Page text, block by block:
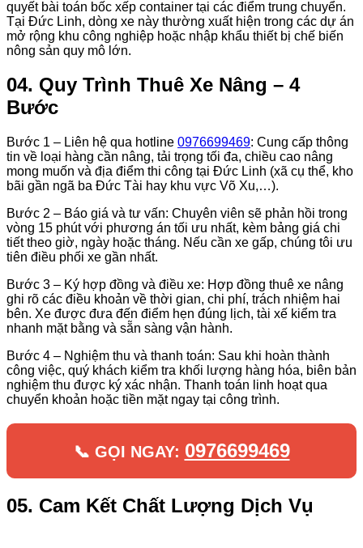
quyết bài toán bốc xếp container tại các điểm trung chuyển.
Tại Đức Linh, dòng xe này thường xuất hiện trong các dự án
mở rộng khu công nghiệp hoặc nhập khẩu thiết bị chế biến
nông sản quy mô lớn.
04. Quy Trình Thuê Xe Nâng – 4
Bước
Bước 1 – Liên hệ qua hotline 0976699469: Cung cấp thông
tin về loại hàng cần nâng, tải trọng tối đa, chiều cao nâng
mong muốn và địa điểm thi công tại Đức Linh (xã cụ thể, kho
bãi gần ngã ba Đức Tài hay khu vực Võ Xu,…).
Bước 2 – Báo giá và tư vấn: Chuyên viên sẽ phản hồi trong
vòng 15 phút với phương án tối ưu nhất, kèm bảng giá chi
tiết theo giờ, ngày hoặc tháng. Nếu cần xe gấp, chúng tôi ưu
tiên điều phối xe gần nhất.
Bước 3 – Ký hợp đồng và điều xe: Hợp đồng thuê xe nâng
ghi rõ các điều khoản về thời gian, chi phí, trách nhiệm hai
bên. Xe được đưa đến điểm hẹn đúng lịch, tài xế kiểm tra
nhanh mặt bằng và sẵn sàng vận hành.
Bước 4 – Nghiệm thu và thanh toán: Sau khi hoàn thành
công việc, quý khách kiểm tra khối lượng hàng hóa, biên bản
nghiệm thu được ký xác nhận. Thanh toán linh hoạt qua
chuyển khoản hoặc tiền mặt ngay tại công trình.
📞 GỌI NGAY: 0976699469
05. Cam Kết Chất Lượng Dịch Vụ